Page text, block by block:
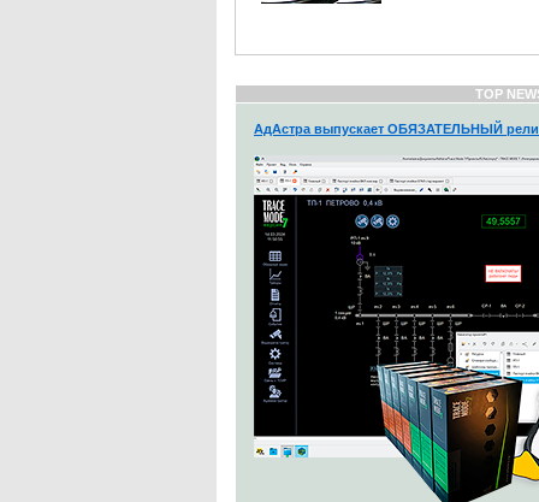
TOP
АдАстра выпускает ОБЯЗАТЕЛЬНЫЙ релиз